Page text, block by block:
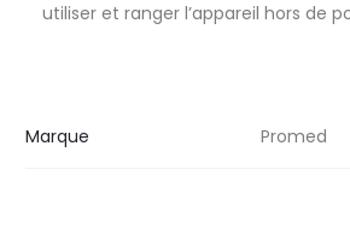
utiliser et ranger l’appareil hors de
Marque Promed